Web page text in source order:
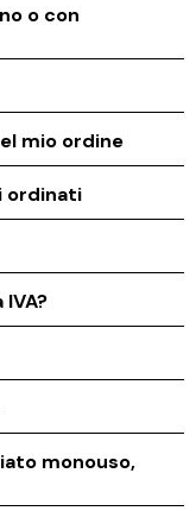
o con
mio ordine
ordinati
monouso,